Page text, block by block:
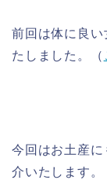
前回は体に良
たしました。（
今回はお土産
介いたします。